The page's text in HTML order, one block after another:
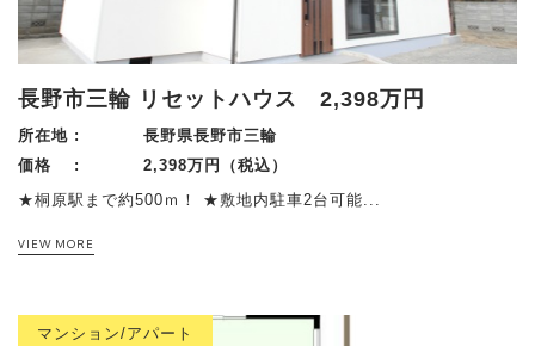
長野市三輪 リセットハウス 2,398万円
所在地 :
長野県長野市三輪
価格 :
2,398万円（税込）
★桐原駅まで約500ｍ！ ★敷地内駐車2台可能...
VIEW MORE
マンション/アパート